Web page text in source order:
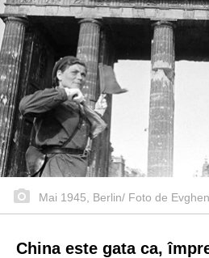
Mai 1945, Berlin/ Foto de
China este gata ca,